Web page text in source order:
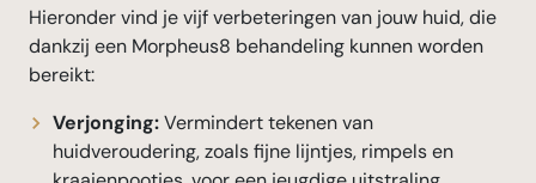
Hieronder vind je vijf verbeteringen van jouw huid, die
dankzij een Morpheus8 behandeling kunnen worden
bereikt:
Verjonging:Vermindert tekenen van
huidveroudering, zoals fijne lijntjes, rimpels en